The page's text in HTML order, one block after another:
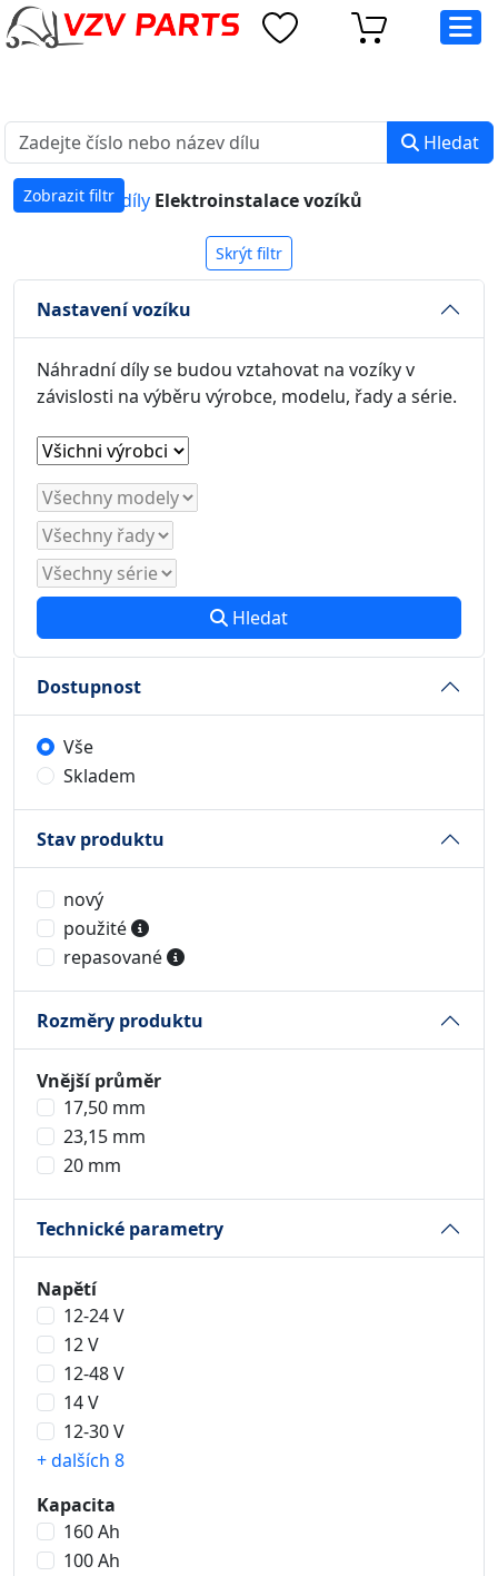
Hledat
Zobrazit filtr
Náhradní díly Elektroinstalace vozíků
Skrýt filtr
Nastavení vozíku
Náhradní díly se budou vztahovat na vozíky v
závislosti na výběru výrobce, modelu, řady a série.
Hledat
Dostupnost
Vše
Skladem
Stav produktu
nový
použité
repasované
Rozměry produktu
Vnější průměr
17,50 mm
23,15 mm
20 mm
Technické parametry
Napětí
12-24 V
12 V
12-48 V
14 V
12-30 V
+ dalších 8
Kapacita
160 Ah
100 Ah